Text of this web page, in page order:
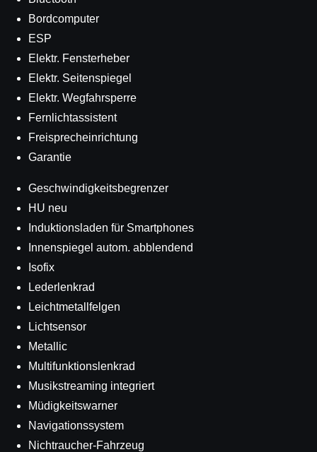
Bordcomputer
ESP
Elektr. Fensterheber
Elektr. Seitenspiegel
Elektr. Wegfahrsperre
Fernlichtassistent
Freisprecheinrichtung
Garantie
Geschwindigkeitsbegrenzer
HU neu
Induktionsladen für Smartphones
Innenspiegel autom. abblendend
Isofix
Lederlenkrad
Leichtmetallfelgen
Lichtsensor
Metallic
Multifunktionslenkrad
Musikstreaming integriert
Müdigkeitswarner
Navigationssystem
Nichtraucher-Fahrzeug